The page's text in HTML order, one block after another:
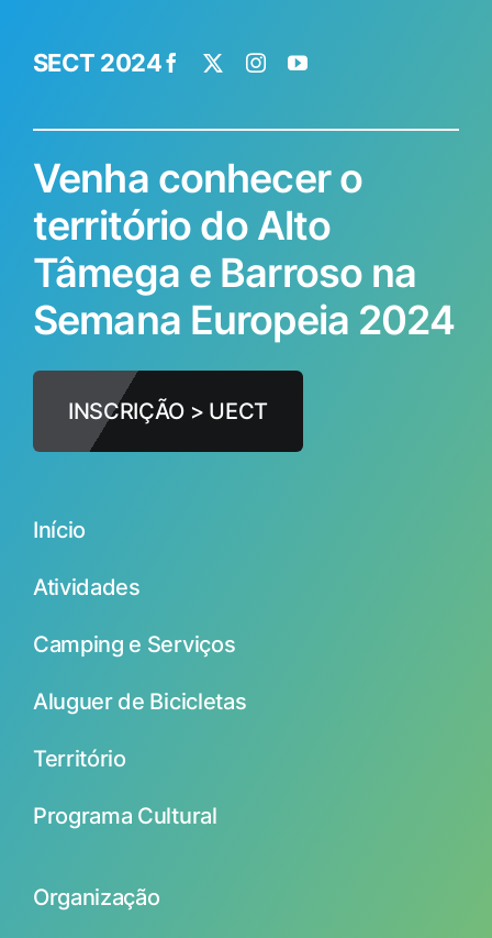
SECT 2024
Venha conhecer o
território do Alto
Tâmega e Barroso na
Semana Europeia 2024
INSCRIÇÃO > UECT
Início
Atividades
Camping e Serviços
Aluguer de Bicicletas
Território
Programa Cultural
Organização